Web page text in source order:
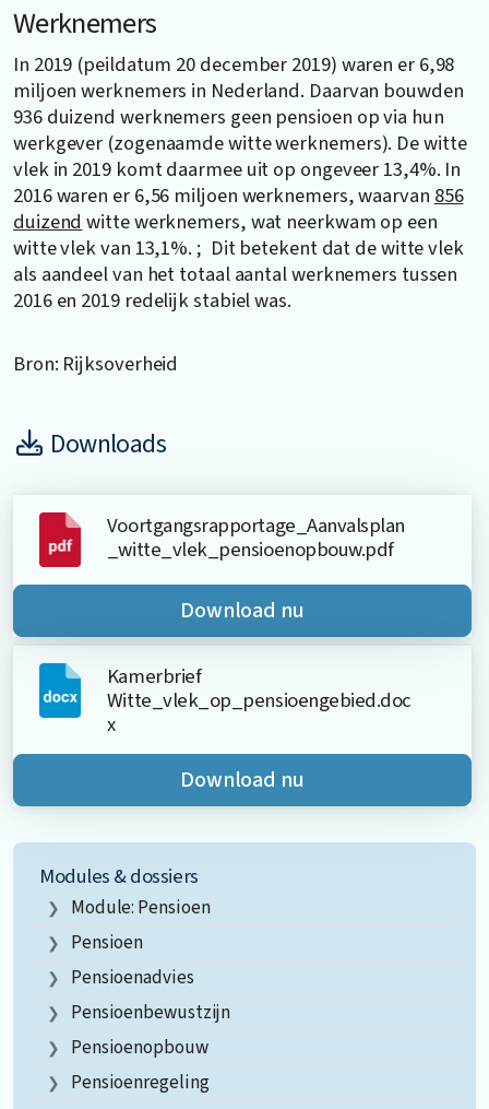
Werknemers
In 2019 (peildatum 20 december 2019) waren er 6,98
miljoen werknemers in Nederland. Daarvan bouwden
936 duizend werknemers geen pensioen op via hun
werkgever (zogenaamde witte werknemers). De witte
vlek in 2019 komt daarmee uit op ongeveer 13,4%. In
2016 waren er 6,56 miljoen werknemers, waarvan 856
duizend witte werknemers, wat neerkwam op een
witte vlek van 13,1%. ; Dit betekent dat de witte vlek
als aandeel van het totaal aantal werknemers tussen
2016 en 2019 redelijk stabiel was.
Bron: Rijksoverheid
Downloads
Voortgangsrapportage_Aanvalsplan
_witte_vlek_pensioenopbouw.pdf
Download nu
Kamerbrief
Witte_vlek_op_pensioengebied.doc
x
Download nu
Modules & dossiers
Module: Pensioen
Pensioen
Pensioenadvies
Pensioenbewustzijn
Pensioenopbouw
Pensioenregeling